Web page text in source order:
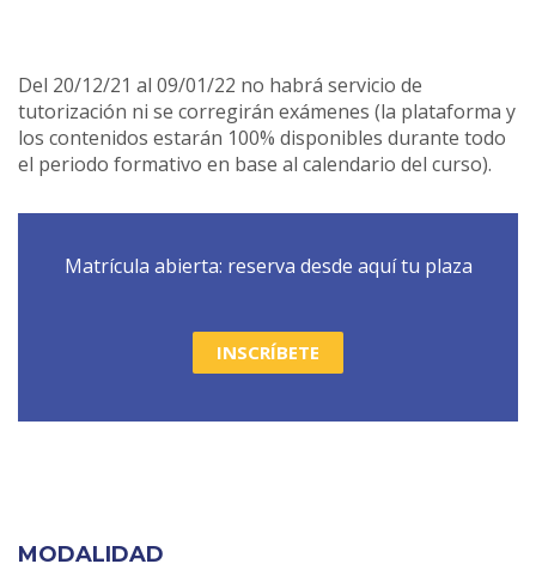
Del 20/12/21 al 09/01/22 no habrá servicio de
tutorización ni se corregirán exámenes (la plataforma y
los contenidos estarán 100% disponibles durante todo
el periodo formativo en base al calendario del curso).
Matrícula abierta: reserva desde aquí tu plaza
INSCRÍBETE
MODALIDAD